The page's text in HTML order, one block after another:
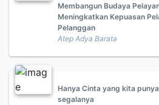
Membangun Budaya
Meningkatkan Kepuasan
Pelanggan
Atep Adya Barata
Hanya Cinta yang kita
segalanya